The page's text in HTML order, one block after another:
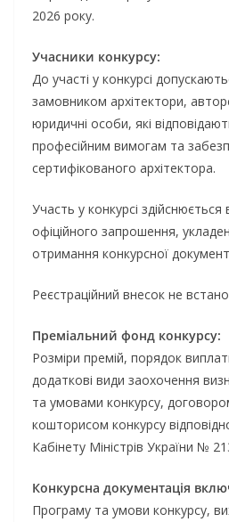
2026 року.
Учасники конкурсу:
До участі у конкурсі
замовником архітектори,
юридичні особи, які
професійним вимогам та
сертифікованого архітектора.
Участь у конкурсі здійснюється
офіційного запрошення,
отримання конкурсної
Реєстраційний внесок не
Преміальний фонд конкурсу:
Розміри премій, порядок
додаткові види заохочення
та умовами конкурсу,
кошторисом конкурсу
Кабінету Міністрів України №
Конкурсна документація
Програму та умови конкурсу,